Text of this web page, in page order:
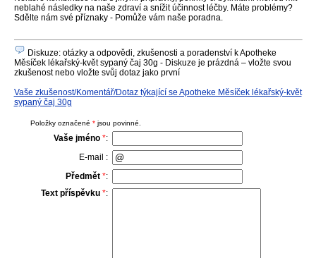
neblahé následky na naše zdraví a snížit účinnost léčby. Máte problémy?
Sdělte nám své příznaky - Pomůže vám naše poradna.
Diskuze: otázky a odpovědi, zkušenosti a poradenství k Apotheke
Měsíček lékařský-květ sypaný čaj 30g - Diskuze je prázdná – vložte svou
zkušenost nebo vložte svůj dotaz jako první
Vaše zkušenost/Komentář/Dotaz týkající se Apotheke Měsíček lékařský-květ
sypaný čaj 30g
Položky označené * jsou povinné.
Vaše jméno *:
E-mail :
Předmět *:
Text příspěvku *: